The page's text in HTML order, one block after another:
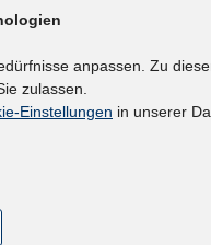
anpassen. Zu
zulassen.
Einstellungen in unserer